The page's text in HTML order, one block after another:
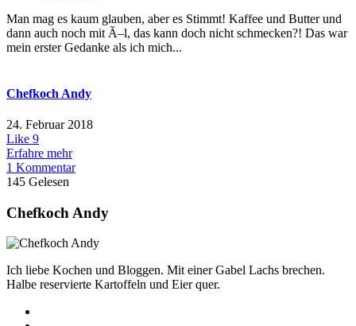
Man mag es kaum glauben, aber es Stimmt! Kaffee und Butter und
dann auch noch mit Ã–l, das kann doch nicht schmecken?! Das war
mein erster Gedanke als ich mich...
Chefkoch Andy
24. Februar 2018
Like 9
Erfahre mehr
1 Kommentar
145 Gelesen
Chefkoch Andy
Ich liebe Kochen und Bloggen. Mit einer Gabel Lachs brechen.
Halbe reservierte Kartoffeln und Eier quer.